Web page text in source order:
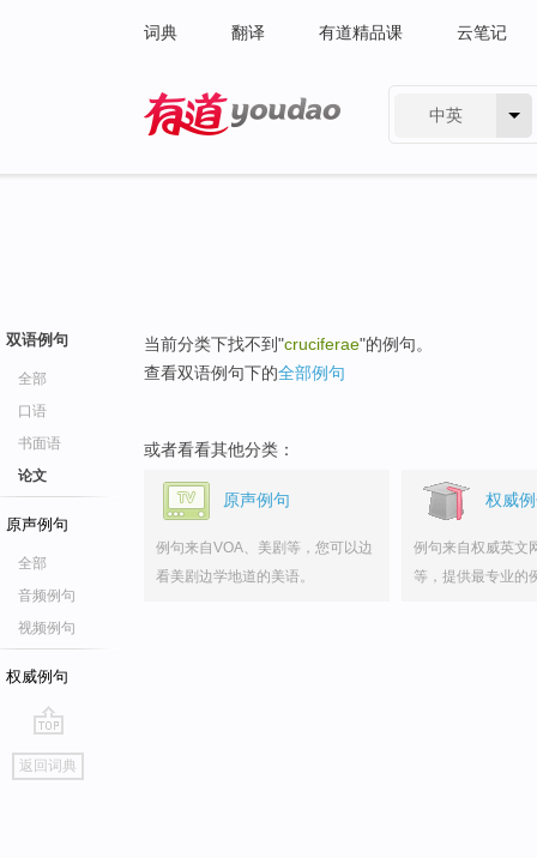
词典 翻译 有道精品课 云笔记
中英
双语例句
全部
口语
书面语
论文
原声例句
全部
音频例句
视频例句
权威例句
go
top
返回词典
当前分类下找不到"cruciferae"的例句。
查看双语例句下的全部例句
或者看看其他分类：
原声例句
例句来自VOA、美剧等，您可以边
看美剧边学地道的美语。
权威
例句来自权威英文
等，提供最专业的